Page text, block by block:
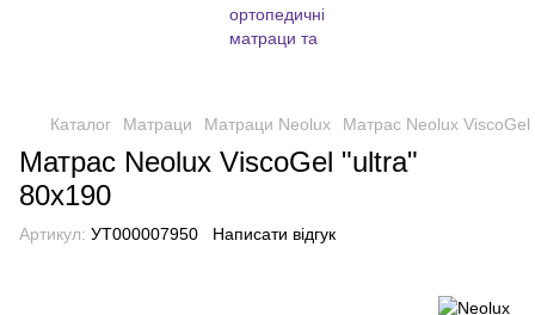
Каталог Матраци Матраци Neolux Матрас Neolux
Матрас Neolux ViscoGel "ultra"
80х190
Артикул: УТ000007950 Написати відгук